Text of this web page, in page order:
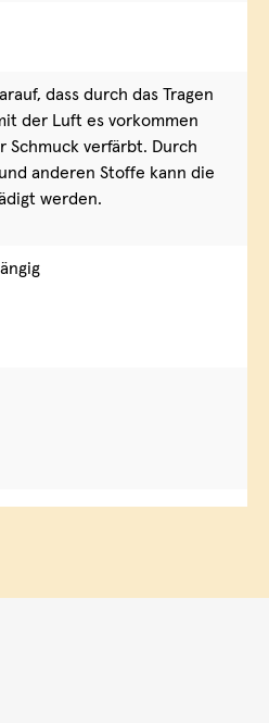
dass durch das Tragen
der Luft es vorkommen
Schmuck verfärbt. Durch
anderen Stoffe kann die
werden.